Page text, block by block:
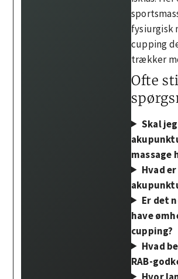
fysiurgisk
cupping
trækker
Ofte
Skal
massage
Hvad er
Er det
have
cupping?
Hvad
RAB-
Hvor